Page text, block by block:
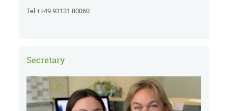
Tel ++49 93131 80060
Secretary